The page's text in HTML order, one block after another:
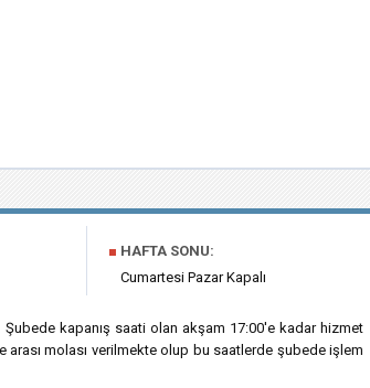
■ HAFTA SONU:
Cumartesi Pazar Kapalı
kapanış saati olan akşam 17:00'e kadar hizmet
molası verilmekte olup bu saatlerde şubede işlem